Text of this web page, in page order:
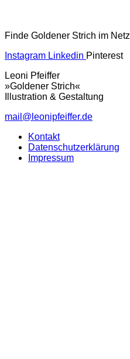
Finde Goldener Strich im Netz
Instagram Linkedin Pinterest
Leoni Pfeiffer
»Goldener Strich«
Illustration & Gestaltung
mail@leonipfeiffer.de
Kontakt
Datenschutzerklärung
Impressum